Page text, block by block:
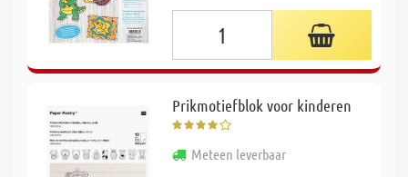
Prikmotiefblok voor kinderen
Meteen leverbaar